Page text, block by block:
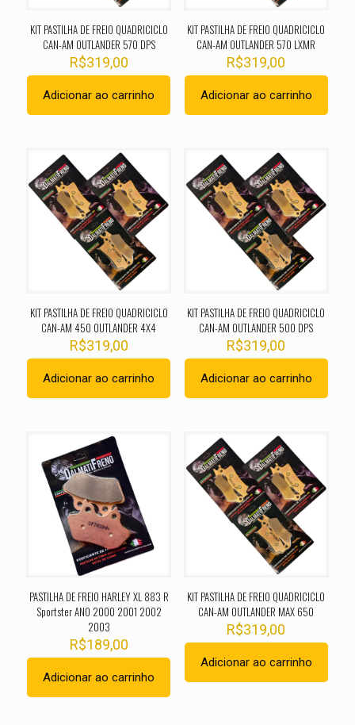
KIT PASTILHA DE FREIO QUADRICICLO
CAN-AM OUTLANDER 570 DPS
R$319,00
Adicionar ao carrinho
KIT PASTILHA DE FREIO QUADRICICLO
CAN-AM OUTLANDER 570 LXMR
R$319,00
Adicionar ao carrinho
KIT PASTILHA DE FREIO QUADRICICLO
CAN-AM 450 OUTLANDER 4X4
R$319,00
Adicionar ao carrinho
KIT PASTILHA DE FREIO QUADRICICLO
CAN-AM OUTLANDER 500 DPS
R$319,00
Adicionar ao carrinho
PASTILHA DE FREIO HARLEY XL 883 R
Sportster ANO 2000 2001 2002
2003
R$189,00
Adicionar ao carrinho
KIT PASTILHA DE FREIO QUADRICICLO
CAN-AM OUTLANDER MAX 650
R$319,00
Adicionar ao carrinho